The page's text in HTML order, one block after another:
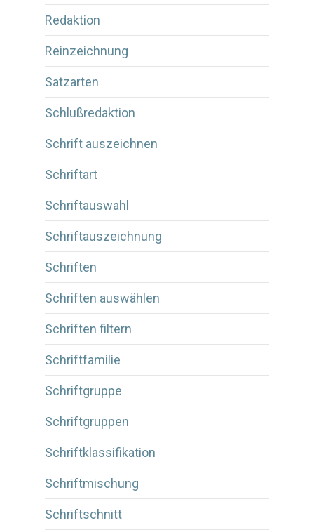
Redaktion
Reinzeichnung
Satzarten
Schlußredaktion
Schrift auszeichnen
Schriftart
Schriftauswahl
Schriftauszeichnung
Schriften
Schriften auswählen
Schriften filtern
Schriftfamilie
Schriftgruppe
Schriftgruppen
Schriftklassifikation
Schriftmischung
Schriftschnitt